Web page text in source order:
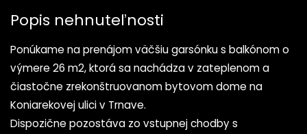
Popis nehnuteľnosti
Ponúkame na prenájom väčšiu garsónku s balkónom o
výmere 26 m2, ktorá sa nachádza v zateplenom a
čiastočne zrekonštruovanom bytovom dome na
Koniarekovej ulici v Trnave.
Dispozične pozostáva zo vstupnej chodby s